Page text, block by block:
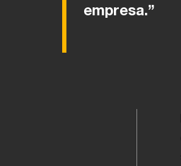
empresa.”